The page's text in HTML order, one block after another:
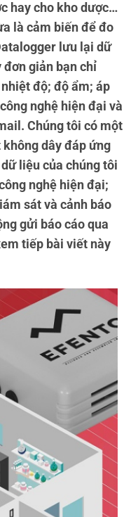
hay cho kho dược…
là cảm biến để đo
lưu lại dữ
đơn giản bạn chỉ
độ; độ ẩm; áp
nghệ hiện đại và
Chúng tôi có một
dây đáp ứng
liệu của chúng tôi
nghệ hiện đại;
sát và cảnh báo
gửi báo cáo qua
tiếp bài viết này